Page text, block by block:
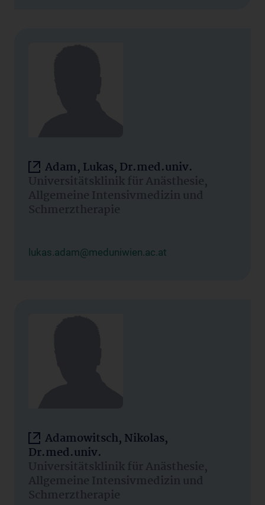
Adam, Lukas, Dr.med.univ.
Universitätsklinik für Anästhesie,
Allgemeine Intensivmedizin und
Schmerztherapie
lukas.adam@meduniwien.ac.at
Adamowitsch, Nikolas,
Dr.med.univ.
Universitätsklinik für Anästhesie,
Allgemeine Intensivmedizin und
Schmerztherapie